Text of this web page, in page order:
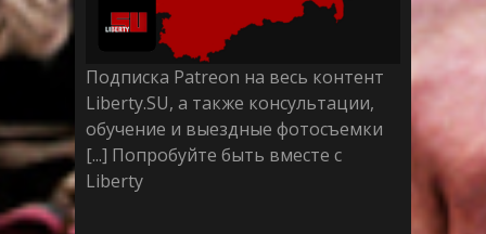
Подписка Patreon на весь контент
Liberty.SU, а также консультации,
обучение и выездные фотосъемки
[...] Попробуйте быть вместе с
Liberty